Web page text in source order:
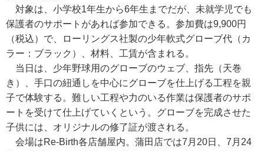
対象は、小学校1年生から6年生までだが、未就学児でも
保護者のサポートがあれば参加できる。参加費は9,900円
（税込）で、ローリングス社製の少年軟式グローブ代（カ
ラー：ブラック）、材料、工賃が含まれる。
当日は、少年野球用のグローブのウェブ、指先（天巻
き）、手口の紐通しを中心にグローブを仕上げる工程を親
子で体験する。難しい工程や力のいる作業は保護者のサポ
ートを受けて仕上げていくという。グローブを完成させた
子供には、オリジナルの修了証が渡される。
会場はRe-Birth各店舗屋内。蒲田店では7月20日、7月24